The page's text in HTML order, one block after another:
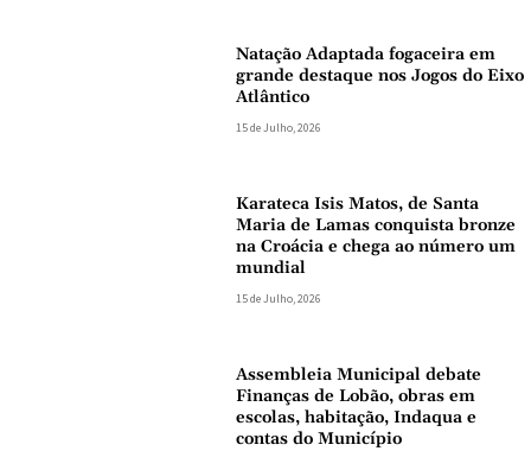
Natação Adaptada fogaceira em
grande destaque nos Jogos do Eixo
Atlântico
15 de Julho, 2026
Karateca Isis Matos, de Santa
Maria de Lamas conquista bronze
na Croácia e chega ao número um
mundial
15 de Julho, 2026
Assembleia Municipal debate
Finanças de Lobão, obras em
escolas, habitação, Indaqua e
contas do Município